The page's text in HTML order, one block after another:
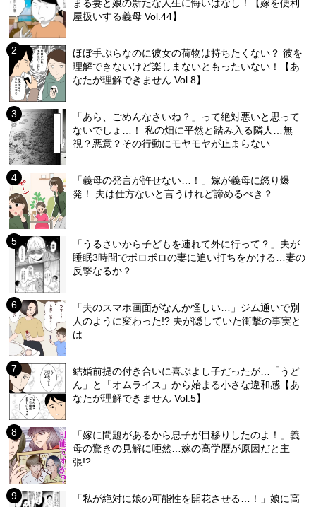
まる妻と娘の新たな人生に悔いはなし！【嫁を便利
屋扱いする義母 Vol.44】
ほぼ手ぶらなのに彼女の荷物は持ちたくない？ 彼を
理解できないけど楽しまないともったいない！【あ
なたが理解できません Vol.8】
「あら、ごめんなさいね？」って絶対悪いと思って
ないでしょ…！ 私の畑に平然と踏み入る隣人…無
視？悪意？その行動にモヤモヤが止まらない
「義母の発言が許せない…！」嫁が義母に怒り爆
発！ 夫は仕方ないと言うけれど諦めるべき？
「うるさいから子どもを連れて外に行って？」夫が
睡眠3時間でボロボロの妻に追い打ちをかける…妻の
反撃なるか？
「夫のスマホ画面がなんか怪しい…」ジム通いで別
人のように変わった!? 夫が隠していた衝撃の事実と
は
結婚前提の付き合いに喜ぶよし子だったが…「うど
ん」と「オムライス」から始まる小さな違和感【あ
なたが理解できません Vol.5】
「嫁に問題があるから息子が目移りしたのよ！」義
母の驚きの見解に唖然…嫁の高学歴が原因だと主
張!?
「私が絶対に娘の可能性を開花させる…！」娘に高